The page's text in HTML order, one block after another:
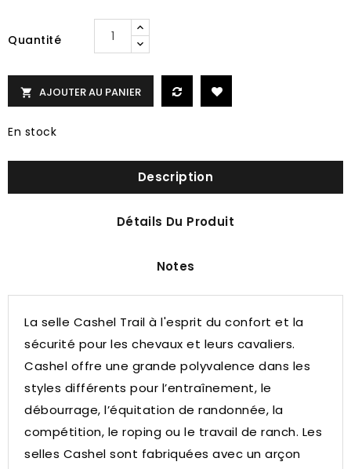
Quantité
 AJOUTER AU PANIER
En stock
Description
Détails Du Produit
Notes
La selle Cashel Trail à l'esprit du confort et la
sécurité pour les chevaux et leurs cavaliers.
Cashel offre une grande polyvalence dans les
styles différents pour l’entraînement, le
débourrage, l’équitation de randonnée, la
compétition, le roping ou le travail de ranch. Les
selles Cashel sont fabriquées avec un arçon